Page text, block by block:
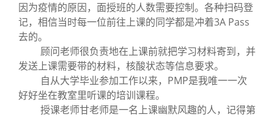
因为疫情的原因，面授班的人数需要控制。各种扫码登
记，相信当时每一位前往上课的同学都是冲着3A Pass
去的。
顾问老师很负责地在上课前就把学习材料寄到，并
发送上课需要带的材料，核酸状态等信息要求。
自从大学毕业参加工作以来，PMP是我唯一一次
好好坐在教室里听课的培训课程。
授课老师甘老师是一名上课幽默风趣的人，记得第